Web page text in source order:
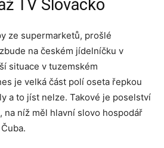
TV Slovácko
ze supermarketů, prošlé
na českém jídelníčku v
situace v tuzemském
je velká část polí oseta řepkou
a to jíst nelze. Takové je poselství
na níž měl hlavní slovo hospodář